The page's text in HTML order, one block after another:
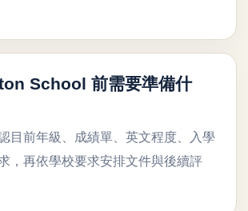
School 前需要準備什
目前年級、成績單、英文程度、入學
，再依學校要求安排文件與後續評